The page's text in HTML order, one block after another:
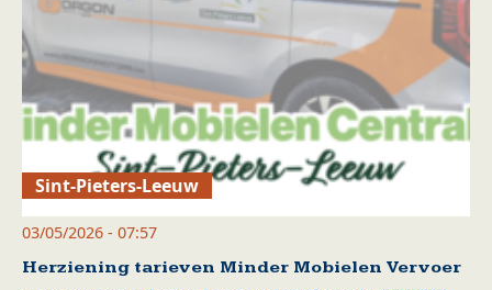
Sint-Pieters-Leeuw
03/05/2026 - 07:57
Herziening tarieven Minder Mobielen Vervoer